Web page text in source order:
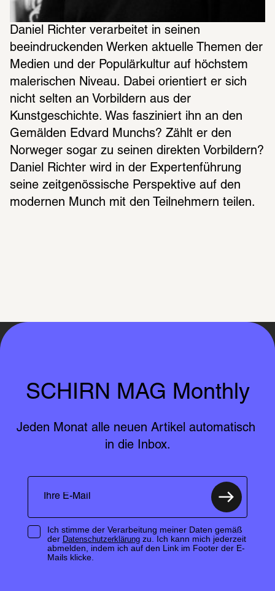
Daniel Richter verarbeitet in seinen
beeindruckenden Werken aktuelle Themen der
Medien und der Populärkultur auf höchstem
malerischen Niveau. Dabei orientiert er sich
nicht selten an Vorbildern aus der
Kunstgeschichte. Was fasziniert ihn an den
Gemälden Edvard Munchs? Zählt er den
Norweger sogar zu seinen direkten Vorbildern?
Daniel Richter wird in der Expertenführung
seine zeitgenössische Perspektive auf den
modernen Munch mit den Teilnehmern teilen.
SCHIRN MAG Monthly
Jeden Monat alle neuen Artikel automatisch
in die Inbox.
Ich stimme der Verarbeitung meiner Daten gemäß
der Datenschutzerklärungzu. Ich kann mich jederzeit
abmelden, indem ich auf den Link im Footer der E-
Mails klicke.